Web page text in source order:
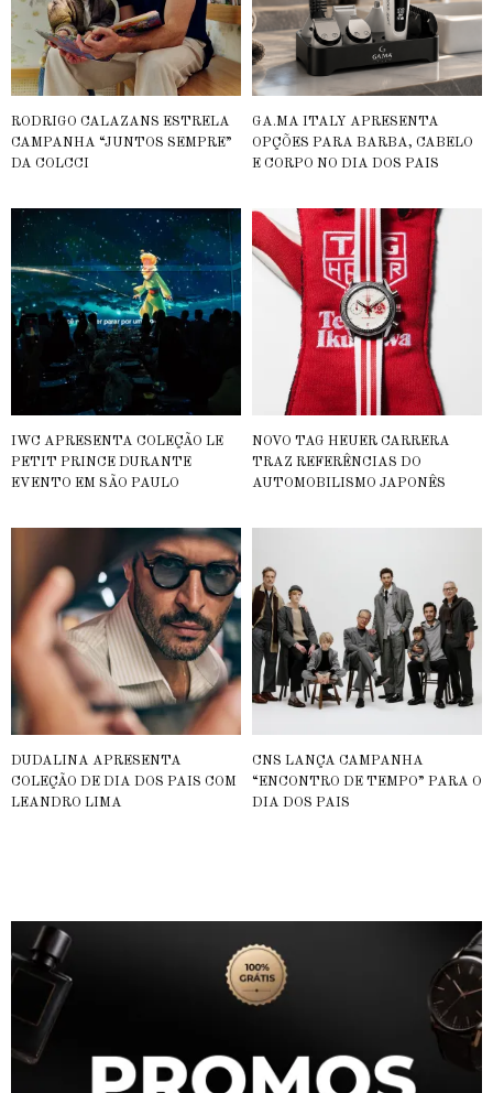
RODRIGO CALAZANS ESTRELA
CAMPANHA “JUNTOS SEMPRE”
DA COLCCI
GA.MA ITALY APRESENTA
OPÇÕES PARA BARBA, CABELO
E CORPO NO DIA DOS PAIS
IWC APRESENTA COLEÇÃO LE
PETIT PRINCE DURANTE
EVENTO EM SÃO PAULO
NOVO TAG HEUER CARRERA
TRAZ REFERÊNCIAS DO
AUTOMOBILISMO JAPONÊS
DUDALINA APRESENTA
COLEÇÃO DE DIA DOS PAIS COM
LEANDRO LIMA
CNS LANÇA CAMPANHA
“ENCONTRO DE TEMPO” PARA O
DIA DOS PAIS